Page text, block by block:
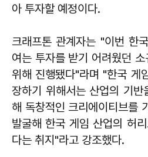
아 투자할 예정이다.
크래프톤 관계자는 "이번 한
여는 투자를 받기 어려웠던 소
위해 진행됐다"라며 "한국 게
장하기 위해서는 산업의 기반
해 독창적인 크리에이티브를
발굴해 한국 게임 산업의 허
다는 취지"라고 강조했다.